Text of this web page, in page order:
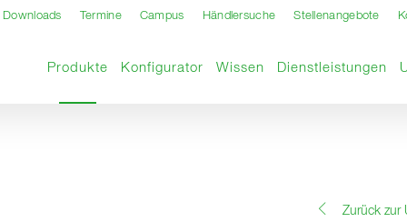
Downloads Termine Campus Händlersuche Stellenangebote
Produkte Aktuelle Seite
Konfigurator Wissen Dienstleistungen
Zurück zur